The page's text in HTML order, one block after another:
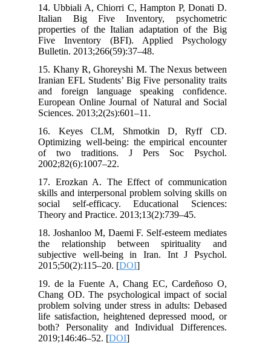
14. Ubbiali A, Chiorri C, Hampton P, Donati D.
Italian Big Five Inventory, psychometric
properties of the Italian adaptation of the Big
Five Inventory (BFI). Applied Psychology
Bulletin. 2013;266(59):37–48.
15. Khany R, Ghoreyshi M. The Nexus between
Iranian EFL Students’ Big Five personality traits
and foreign language speaking confidence.
European Online Journal of Natural and Social
Sciences. 2013;2(2s):601–11.
16. Keyes CLM, Shmotkin D, Ryff CD.
Optimizing well-being: the empirical encounter
of two traditions. J Pers Soc Psychol.
2002;82(6):1007–22.
17. Erozkan A. The Effect of communication
skills and interpersonal problem solving skills on
social self-efficacy. Educational Sciences:
Theory and Practice. 2013;13(2):739–45.
18. Joshanloo M, Daemi F. Self-esteem mediates
the relationship between spirituality and
subjective well-being in Iran. Int J Psychol.
2015;50(2):115–20. [DOI
19. de la Fuente A, Chang EC, Cardeñoso O,
Chang OD. The psychological impact of social
problem solving under stress in adults: Debased
life satisfaction, heightened depressed mood, or
both? Personality and Individual Differences.
2019;146:46–52. [DOI